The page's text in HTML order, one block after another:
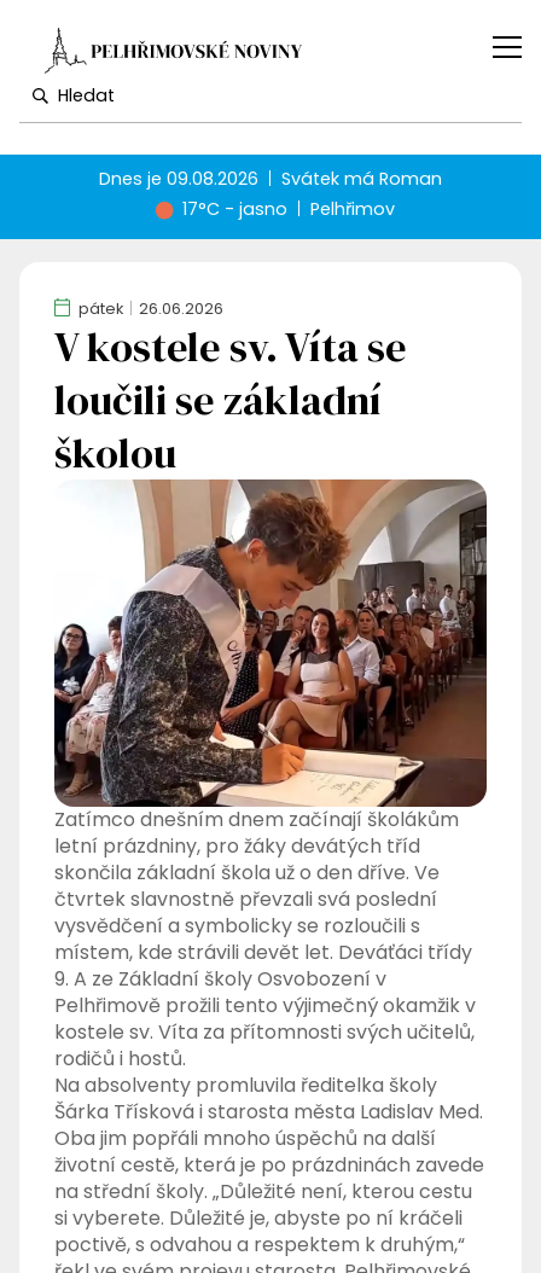
Dnes je09.08.2026 Svátek má Roman
17°C - jasno
Pelhřimov
pátek 26.06.2026
V kostele sv. Víta se
loučili se základní
školou
Zatímco dnešním dnem začínají školákům
letní prázdniny, pro žáky devátých tříd
skončila základní škola už o den dříve. Ve
čtvrtek slavnostně převzali svá poslední
vysvědčení a symbolicky se rozloučili s
místem, kde strávili devět let. Deváťáci třídy
9. A ze Základní školy Osvobození v
Pelhřimově prožili tento výjimečný okamžik v
kostele sv. Víta za přítomnosti svých učitelů,
rodičů i hostů.
Na absolventy promluvila ředitelka školy
Šárka Třísková i starosta města Ladislav Med.
Oba jim popřáli mnoho úspěchů na další
životní cestě, která je po prázdninách zavede
na střední školy. „Důležité není, kterou cestu
si vyberete. Důležité je, abyste po ní kráčeli
poctivě, s odvahou a respektem k druhým,“